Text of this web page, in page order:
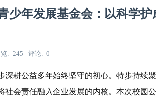
少年发展基金会：以科学护
245 评论 0
深耕公益多年始终坚守的初心。特步持续聚
社会责任融入企业发展的内核。本次校园